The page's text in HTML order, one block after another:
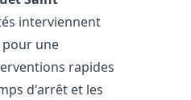
interviennent
une
rapides
d'arrêt et les